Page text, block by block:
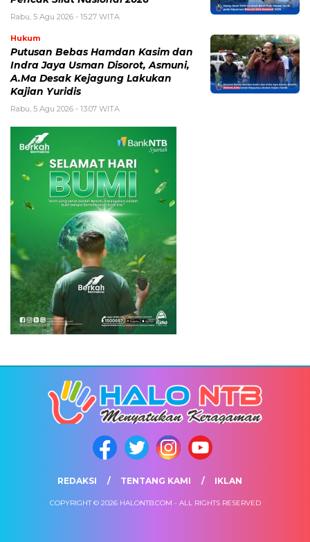
Rabu, 5 Agu 2026 - 15:27 WITA
Hukum
Putusan Bebas Hamdan Kasim dan
Indra Jaya Usman Disorot, Asmuni,
A.Ma Desak Kejagung Lakukan
Kajian Yuridis
Rabu, 5 Agu 2026 - 13:07 WITA
REDAKSI TENTANG KAMI IKLAN
COPYRIGHT © 2026 HALONTB.COM - ALL RIGHTS RESERVED